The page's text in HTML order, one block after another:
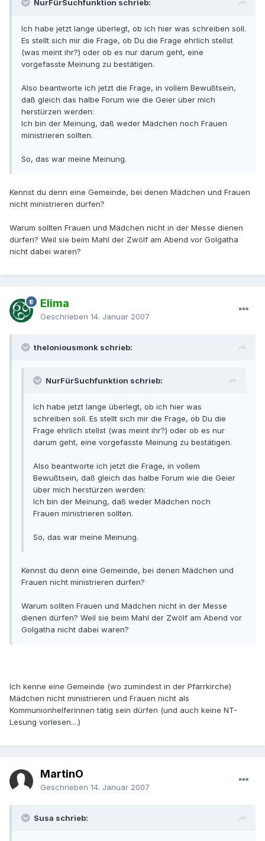
NurFürSuchfunktion schrieb:
Ich habe jetzt lange überlegt, ob ich hier was schreiben soll.
Es stellt sich mir die Frage, ob Du die Frage ehrlich stellst
(was meint ihr?) oder ob es nur darum geht, eine
vorgefasste Meinung zu bestätigen.
Also beantworte ich jetzt die Frage, in vollem Bewußtsein,
daß gleich das halbe Forum wie die Geier über mich
herstürzen werden:
Ich bin der Meinung, daß weder Mädchen noch Frauen
ministrieren sollten.
So, das war meine Meinung.
Kennst du denn eine Gemeinde, bei denen Mädchen und Frauen
nicht ministrieren dürfen?
Warum sollten Frauen und Mädchen nicht in der Messe dienen
dürfen? Weil sie beim Mahl der Zwölf am Abend vor Golgatha
nicht dabei waren?
Elima
Geschrieben 14. Januar 2007
theloniousmonk schrieb:
NurFürSuchfunktion schrieb:
Ich habe jetzt lange überlegt, ob ich hier was
schreiben soll. Es stellt sich mir die Frage, ob Du die
Frage ehrlich stellst (was meint ihr?) oder ob es nur
darum geht, eine vorgefasste Meinung zu bestätigen.
Also beantworte ich jetzt die Frage, in vollem
Bewußtsein, daß gleich das halbe Forum wie die Geier
über mich herstürzen werden:
Ich bin der Meinung, daß weder Mädchen noch
Frauen ministrieren sollten.
So, das war meine Meinung.
Kennst du denn eine Gemeinde, bei denen Mädchen und
Frauen nicht ministrieren dürfen?
Warum sollten Frauen und Mädchen nicht in der Messe
dienen dürfen? Weil sie beim Mahl der Zwölf am Abend vor
Golgatha nicht dabei waren?
Ich kenne eine Gemeinde (wo zumindest in der Pfarrkirche)
Mädchen nicht ministrieren und Frauen nicht als
Kommunionhelferinnen tätig sein dürfen (und auch keine NT-
Lesung vorlesen....)
MartinO
Geschrieben 14. Januar 2007
Susa schrieb: